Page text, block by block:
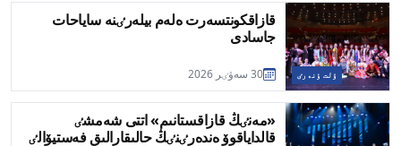
ۇلت ٶنەرٸ
قازاقكونتسەرت ەلەم بيلەرٸنە ساياحات
جاسادى
30 سەۋٸر 2026
«مەنٸڭ قازاقستانىم» اتتى شەمشٸ
قالداياقوۆ ەندەرٸنٸڭ حالىقارالىق فەستيۆالٸ